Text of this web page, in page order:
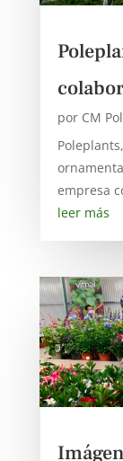
por CM
empresa
leer más